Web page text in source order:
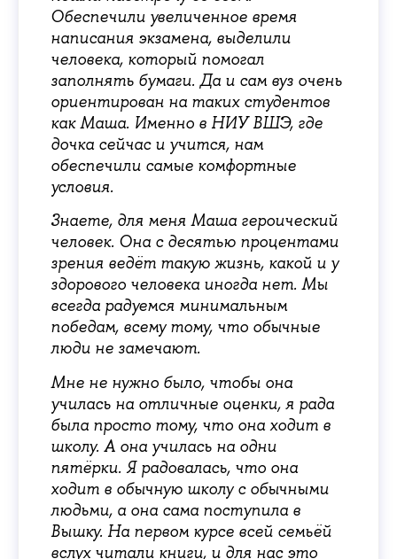
Обеспечили увеличенное время
написания экзамена, выделили
человека, который помогал
заполнять бумаги. Да и сам вуз очень
ориентирован на таких студентов
как Маша. Именно в НИУ ВШЭ, где
дочка сейчас и учится, нам
обеспечили самые комфортные
условия.
Знаете, для меня Маша героический
человек. Она с десятью процентами
зрения ведёт такую жизнь, какой и у
здорового человека иногда нет. Мы
всегда радуемся минимальным
победам, всему тому, что обычные
люди не замечают.
Мне не нужно было, чтобы она
училась на отличные оценки, я рада
была просто тому, что она ходит в
школу. А она училась на одни
пятёрки. Я радовалась, что она
ходит в обычную школу с обычными
людьми, а она сама поступила в
Вышку. На первом курсе всей семьёй
вслух читали книги, и для нас это